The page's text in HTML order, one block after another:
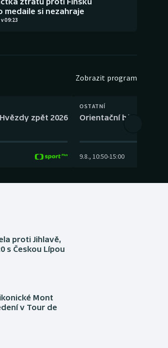
medaile si nezahraje
09:23
Zobrazit program
zpět 2026
OSTATNÍ
Orientační běh: SP
9.8., 10:50-15:00
proti Jihlavě,
s Českou Lípou
Mont
v Tour de